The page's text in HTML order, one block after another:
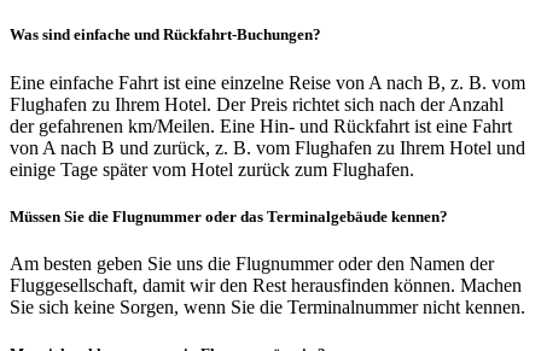
Was sind einfache und Rückfahrt-Buchungen?
Eine einfache Fahrt ist eine einzelne Reise von A nach B, z. B. vom
Flughafen zu Ihrem Hotel. Der Preis richtet sich nach der Anzahl
der gefahrenen km/Meilen. Eine Hin- und Rückfahrt ist eine Fahrt
von A nach B und zurück, z. B. vom Flughafen zu Ihrem Hotel und
einige Tage später vom Hotel zurück zum Flughafen.
Müssen Sie die Flugnummer oder das Terminalgebäude kennen?
Am besten geben Sie uns die Flugnummer oder den Namen der
Fluggesellschaft, damit wir den Rest herausfinden können. Machen
Sie sich keine Sorgen, wenn Sie die Terminalnummer nicht kennen.